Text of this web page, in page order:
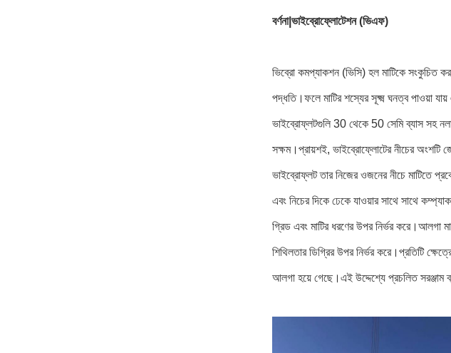
বর্ণনা|ভাইব্রোফ্লোটেশন (ভিএফ)
ভিব্রো কমপ্যাকশন (ভিসি) হল মাটিকে সংকুচিত
পদ্ধতি।ফলে মাটির শস্যের সূক্ষ্ম ঘনত্ব পাওয়া
ভাইব্রোফ্লটগুলি 30 থেকে 50 সেমি ব্যাস সহ
সক্ষম।প্রায়শই, ভাইব্রোফ্লোটের নীচের অংশটি
ভাইব্রোফ্লট তার নিজের ওজনের নীচে মাটিতে
এবং নিচের দিকে ঢেকে যাওয়ার সাথে সাথে
গ্রিড এবং মাটির ধরণের উপর নির্ভর করে।আলগা
শিথিলতার ডিগ্রির উপর নির্ভর করে।প্রতিটি
আলগা হয়ে গেছে।এই উদ্দেশ্যে প্রচলিত সরঞ্জাম